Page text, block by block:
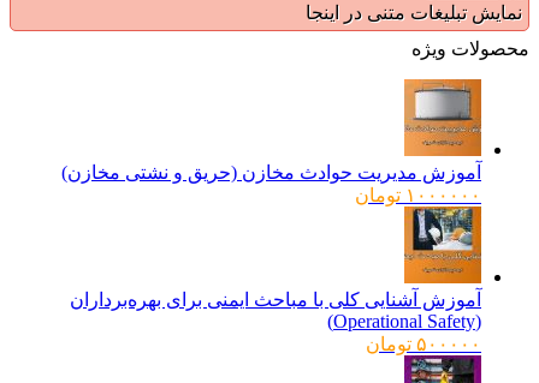
تبلیغات متنی در اینجا
ویژه
آموزش مدیریت حوادث مخازن (حریق و نشتی مخازن)
۱۰۰۰۰۰۰ تومان
آموزش آشنایی کلی با مباحث ایمنی برای بهره‌برداران
۵۰۰۰۰۰ تومان